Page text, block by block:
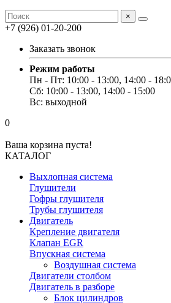
×
+7 (926) 01-20-200
Заказать звонок
Режим работы
Пн - Пт: 10:00 - 13:00, 14:00 -
Сб: 10:00 - 13:00, 14:00 - 15:00
Вс: выходной
0
Ваша корзина пуста!
КАТАЛОГ
Выхлопная система
Глушители
Гофры глушителя
Трубы глушителя
Двигатель
Крепление двигателя
Клапан EGR
Впускная система
Воздушная система
Двигатели столбом
Двигатель в разборе
Блок цилиндров